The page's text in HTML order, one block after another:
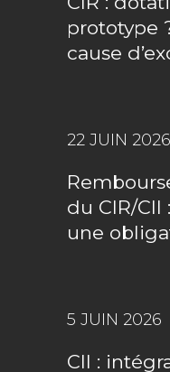
prototype
cause
22 JUIN 2026
du CIR/CII
une
5 JUIN 2026
CII :